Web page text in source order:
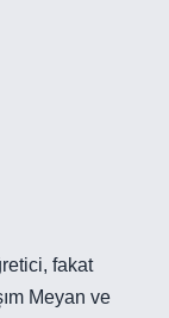
fakat
Meyan ve